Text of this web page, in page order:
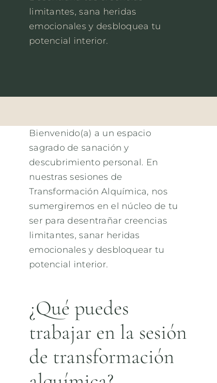
Contacto
limitantes, sana heridas
emocionales y desbloquea tu
potencial interior.
Bienvenido(a) a un espacio
sagrado de sanación y
descubrimiento personal. En
nuestras sesiones de
Transformación Alquímica, nos
sumergiremos en el núcleo de tu
ser para desentrañar creencias
limitantes, sanar heridas
emocionales y desbloquear tu
potencial interior.
¿Qué puedes
trabajar en la sesión
de transformación